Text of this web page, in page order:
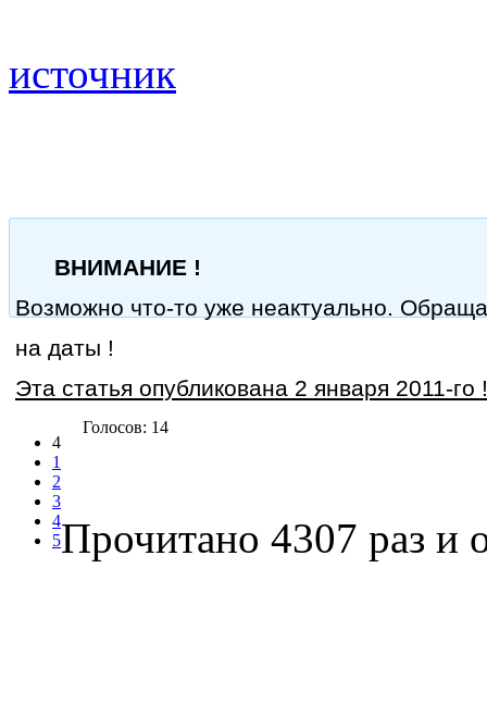
источник
ВНИМАНИЕ !
Возможно что-то уже неактуально.
на даты !
Эта статья опубликована 2 января 2011-го !
4
1
2
3
4
5
Голосов: 14
Прочитано 4307 раз и